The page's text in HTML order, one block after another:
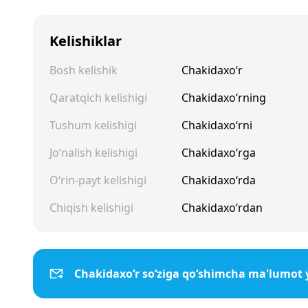
Kelishiklar
Bosh kelishik
Chakidaxo‘r
Qaratqich kelishigi
Chakidaxo‘rning
Tushum kelishigi
Chakidaxo‘rni
Jo‘nalish kelishigi
Chakidaxo‘rga
O‘rin-payt kelishigi
Chakidaxo‘rda
Chiqish kelishigi
Chakidaxo‘rdan
Chakidaxo‘r so‘ziga qo‘shimcha